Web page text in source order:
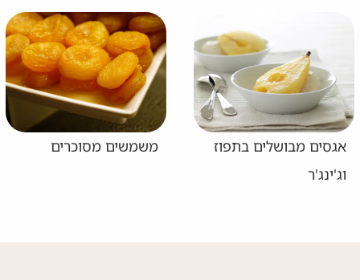
אגסים מבושלים בתפוז
וג'ינג'ר
משמשים מסוכרים